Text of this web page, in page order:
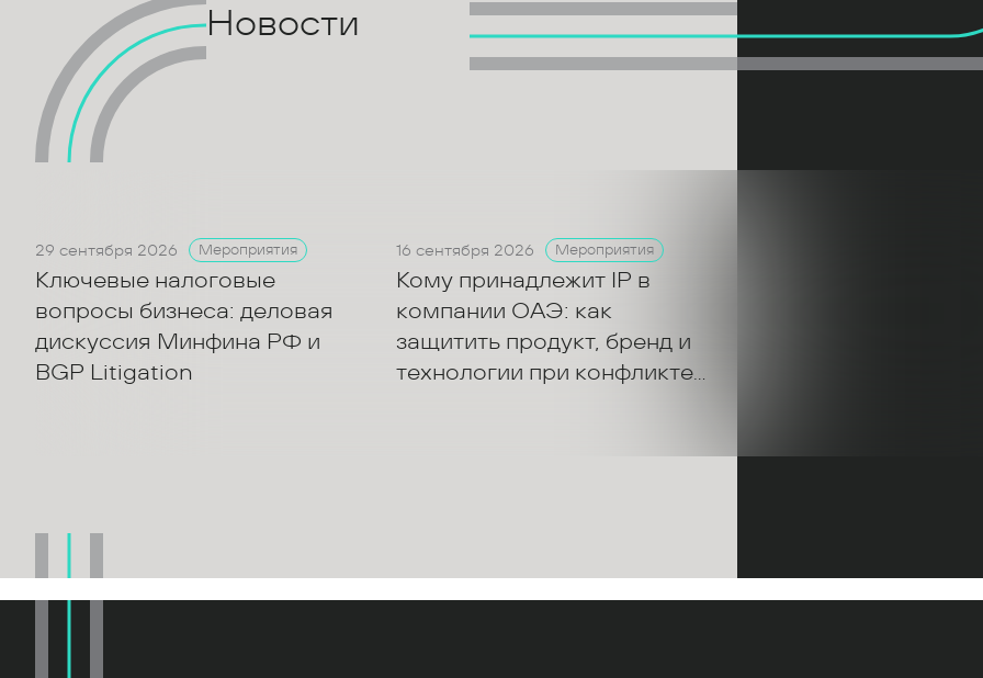
Новости
29 сентября 2026 Мероприятия
Ключевые налоговые
вопросы бизнеса: деловая
дискуссия Минфина РФ и
BGP Litigation
16 сентября 2026 Мероприятия
Кому принадлежит IP в
компании ОАЭ: как
защитить продукт, бренд и
технологии при конфликте